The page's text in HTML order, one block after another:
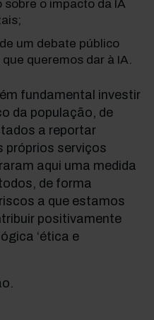
o impacto da IA
um debate público
queremos dar à IA.
fundamental investir
da população, de
a reportar
próprios serviços
aqui uma medida
de forma
a que estamos
positivamente
‘ética e